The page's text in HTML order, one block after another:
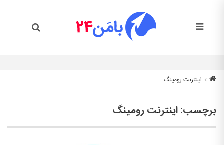
اینترنت رومینگ
برچسب:اینترنت رومینگ